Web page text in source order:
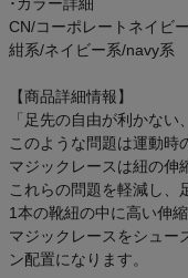
お気に入り
ご利用ガイド
クーポン一覧
商品レビュー
プロテイン・サプリメン
CN/コーポレートネイビー
紺系/ネイビー系/navy系
【商品詳細情報】
「足先の自由が利かない
このような問題は運動時
マジックレースは紐の伸
これらの問題を軽減し、
1本の靴紐の中に高い伸
マジックレースをシュー
ン配置になります。